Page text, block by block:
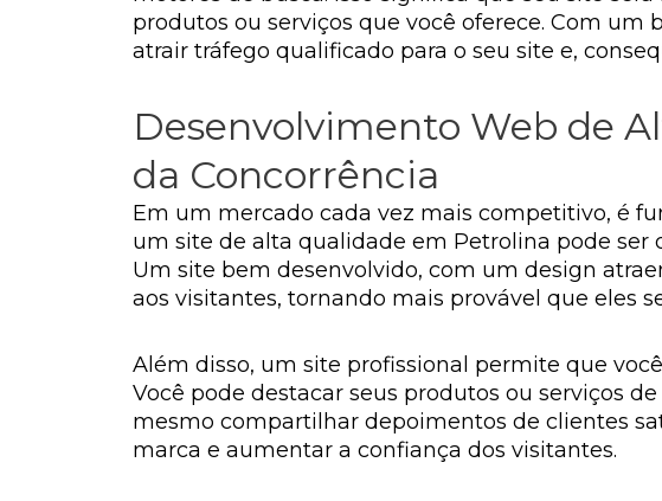
produtos ou serviços que você oferece. Com
atrair tráfego qualificado para o seu site e,
Desenvolvimento Web de
da Concorrência
Em um mercado cada vez mais competitivo, é
um site de alta qualidade em Petrolina pode ser
Um site bem desenvolvido, com um design
aos visitantes, tornando mais provável que eles
Além disso, um site profissional permite que
Você pode destacar seus produtos ou serviços
mesmo compartilhar depoimentos de clientes
marca e aumentar a confiança dos visitantes.